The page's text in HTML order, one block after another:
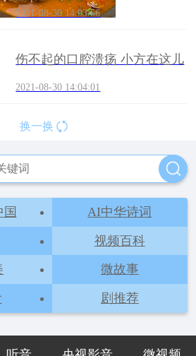
2021-08-30 14:03:56
伤不起的口腔溃疡 小方在这儿
2021-08-30 14:04:01
换一换
AI中华诗词
视频百科
微故事
剧推荐